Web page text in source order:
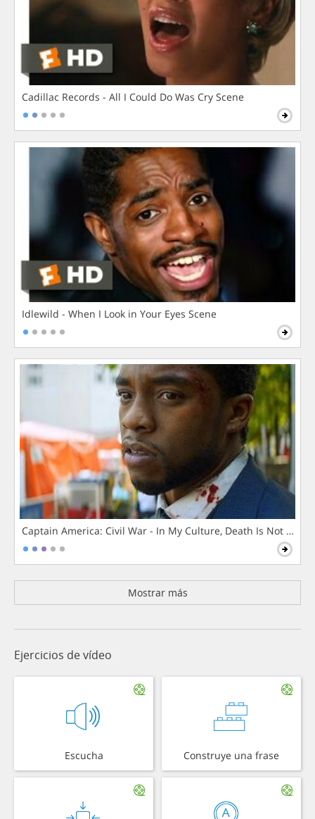
Cadillac Records - All I Could Do Was Cry Scene
Idlewild - When I Look in Your Eyes Scene
Captain America: Civil War - In My Culture, Death Is Not The
Mostrar más
Ejercicios de vídeo
Escucha Construye una frase